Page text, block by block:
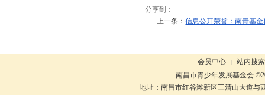
分享到：
上一条：信息公开荣誉：南青基
会员中心 |
站内搜索
南昌市青少年发展基金会
地址：南昌市红谷滩新区三清山大道与